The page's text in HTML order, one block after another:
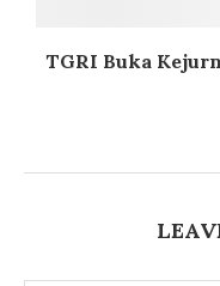
TGRI Buka